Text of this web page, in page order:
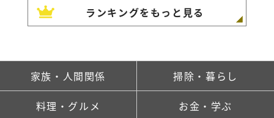
ランキングをもっと見る
家族・人間関係 掃除・暮らし
料理・グルメ お金・学ぶ